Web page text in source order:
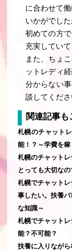
に合わせて働
いかがでした
初めての方
充実してい
また、ちょ
ットレディ
分からない
談してくださ
関連記事も
札幌のチャット
能！？～学費を
札幌のチャット
とっても大切な
札幌でチャット
事したい。扶養
な知識～
札幌でチャット
能？不可能？
扶養に入りなが